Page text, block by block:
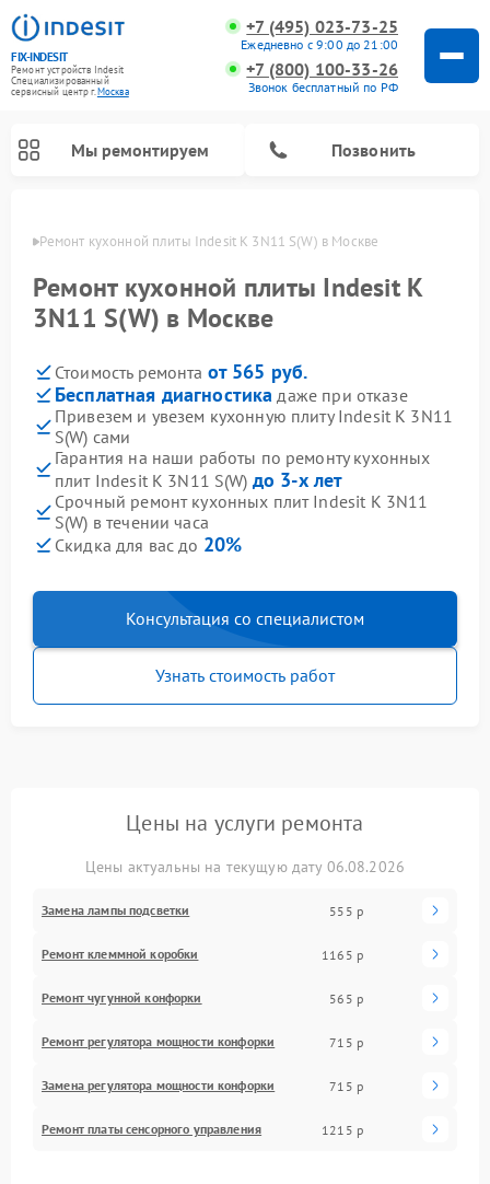
FIX-INDESIT
Ремонт устройств Indesit
Специализированный
cервисный центр г.Москва
+7 (495) 023-73-25
Ежедневно с 9:00 до 21:00
+7 (800) 100-33-26
Звонок бесплатный по РФ
Мы ремонтируем Позвонить
Ремонт кухонной плиты Indesit K 3N11 S(W) в Москве
Ремонт кухонной плиты Indesit K
3N11 S(W) в Москве
Стоимость ремонта от 565 руб.
Бесплатная диагностика даже при отказе
Привезем и увезем кухонную плиту Indesit K 3N11
S(W) сами
Гарантия на наши работы по ремонту кухонных
плит Indesit K 3N11 S(W) до 3-х лет
Срочный ремонт кухонных плит Indesit K 3N11
S(W) в течении часа
Скидка для вас до 20%
Консультация со специалистом
Узнать стоимость работ
Цены на услуги ремонта
Цены актуальны на текущую дату 06.08.2026
Замена лампы подсветки 555 р
Ремонт клеммной коробки 1165 р
Ремонт чугунной конфорки 565 р
Ремонт регулятора мощности конфорки 715 р
Замена регулятора мощности конфорки 715 р
Ремонт платы сенсорного управления 1215 р